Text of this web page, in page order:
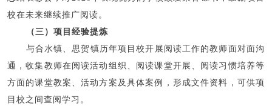
校在未来继续推广阅读。
（三）项目经验提炼
与合水镇、思贺镇历年项目校开展阅读工作的教师面对面沟
通，收集教师在阅读活动组织、阅读课堂开展、阅读习惯培养等
方面的课堂教案、活动方案及具体案例，形成文件资料，可供项
目校之间查阅学习。